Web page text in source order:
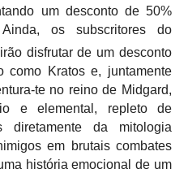
um desconto de 50%
os subscritores do
disfrutar de um desconto
como Kratos e, juntamente
te no reino de Midgard,
e elemental, repleto de
diretamente da mitologia
em brutais combates
história emocional de um